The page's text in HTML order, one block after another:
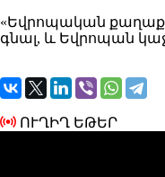
«Եվրոպական
գնալ, և Եվրոպան
ՈՒՂԻՂ ԵԹԵՐ